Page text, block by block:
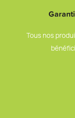
Tous nos